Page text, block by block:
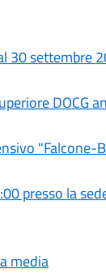
30 settembre
DOCG
"Falcone-
presso la
media